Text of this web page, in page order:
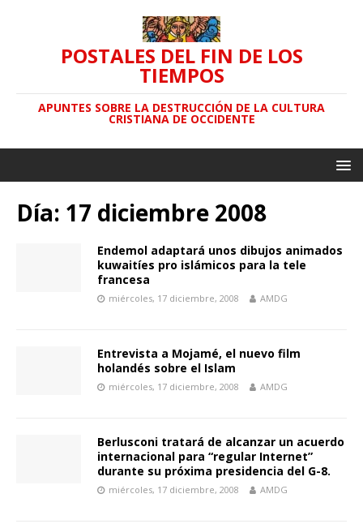
POSTALES DEL FIN DE LOS
TIEMPOS
APUNTES SOBRE LA DESTRUCCIÓN DE LA CULTURA
CRISTIANA DE OCCIDENTE
Día: 17 diciembre 2008
Endemol adaptará unos dibujos animados
kuwaitíes pro islámicos para la tele
francesa
miércoles, 17 diciembre, 2008 AMDG
Entrevista a Mojamé, el nuevo film
holandés sobre el Islam
miércoles, 17 diciembre, 2008 AMDG
Berlusconi tratará de alcanzar un acuerdo
internacional para “regular Internet”
durante su próxima presidencia del G-8.
miércoles, 17 diciembre, 2008 AMDG